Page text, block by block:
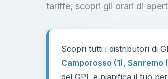
tariffe, scopri gli orari di
Scopri tutti i distributori di
Camporosso (1), Sanremo
del GPL e pianifica il tuo